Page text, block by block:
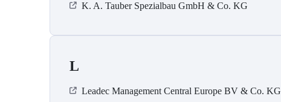
K. A. Tauber Spezialbau GmbH & Co. KG
L
Leadec Management Central Europe BV & Co. KG